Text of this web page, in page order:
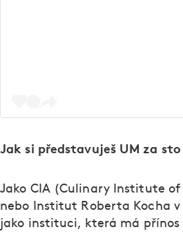
Jak si představuješ UM za
Jako CIA (Culinary Institute of
nebo Institut Roberta Kocha v
jako instituci, která má přínos